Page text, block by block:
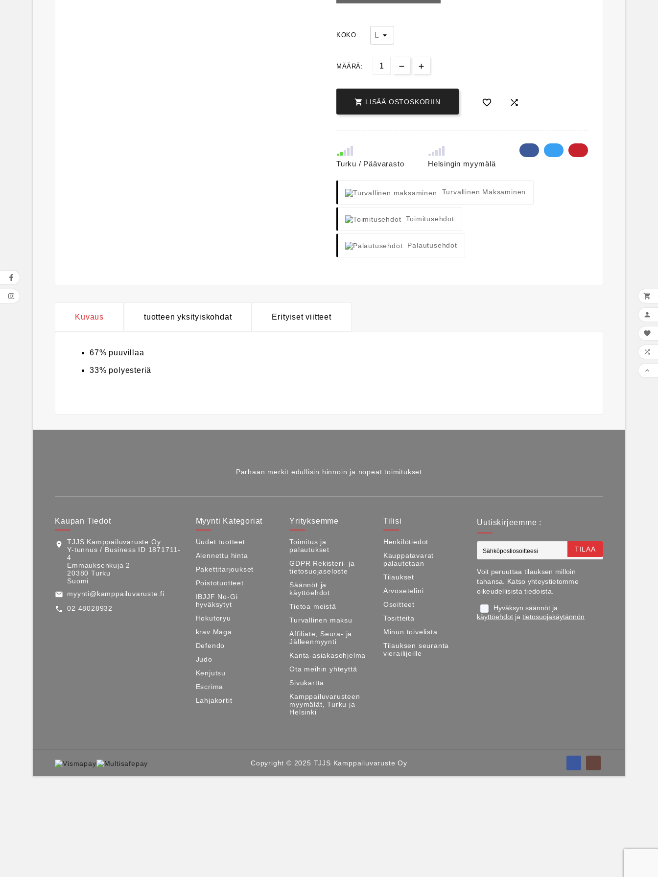
KOKO :
MÄÄRÄ:
 LISÄÄ OSTOSKORIIN  
Turku / Päävarasto Helsingin myymälä
Turvallinen Maksaminen
Toimitusehdot
Palautusehdot
Kuvaus tuotteen yksityiskohdat Erityiset viitteet
67% puuvillaa
33% polyesteriä
Parhaan merkit edullisin hinnoin ja nopeat toimitukset
Kaupan Tiedot
location_on
TJJS Kamppailuvaruste Oy
Y-tunnus / Business ID 1871711-
4
Emmauksenkuja 2
20380 Turku
Suomi
email myynti@kamppailuvaruste.fi
call 02 48028932
Myynti Kategoriat
Uudet tuotteet
Alennettu hinta
Pakettitarjoukset
Poistotuotteet
IBJJF No-Gi
hyväksytyt
Hokutoryu
krav Maga
Defendo
Judo
Kenjutsu
Escrima
Lahjakortit
Yrityksemme
Toimitus ja
palautukset
GDPR Rekisteri- ja
tietosuojaseloste
Säännöt ja
käyttöehdot
Tietoa meistä
Turvallinen maksu
Affiliate, Seura- ja
Jälleenmyynti
Kanta-asiakasohjelma
Ota meihin yhteyttä
Sivukartta
Kamppailuvarusteen
myymälät, Turku ja
Helsinki
Tilisi
Henkilötiedot
Kauppatavarat
palautetaan
Tilaukset
Arvosetelini
Osoitteet
Tositteita
Minun toivelista
Tilauksen seuranta
vierailijoille
Uutiskirjeemme :
TILAA
Voit peruuttaa tilauksen milloin
tahansa. Katso yhteystietomme
oikeudellisista tiedoista.
Hyväksynsäännöt ja
käyttöehdot jatietosuojakäytännön





Copyright © 2025 TJJS Kamppailuvaruste Oy